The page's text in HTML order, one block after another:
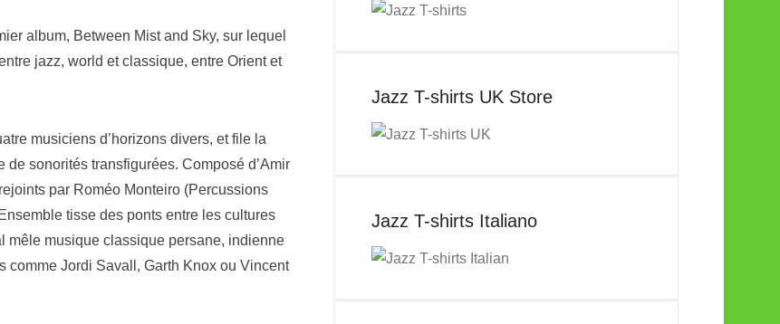
album, Between Mist and Sky, sur lequel
jazz, world et classique, entre Orient et
musiciens d’horizons divers, et file la
de sonorités transfigurées. Composé d’Amir
par Roméo Monteiro (Percussions
tisse des ponts entre les cultures
mêle musique classique persane, indienne
comme Jordi Savall, Garth Knox ou Vincent
Jazz T-shirts UK Store
Jazz T-shirts Italiano